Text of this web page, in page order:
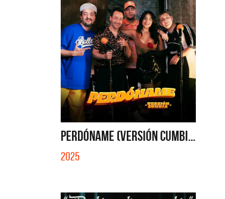
PERDÓNAME (VERSIÓN CUMBI...
2025